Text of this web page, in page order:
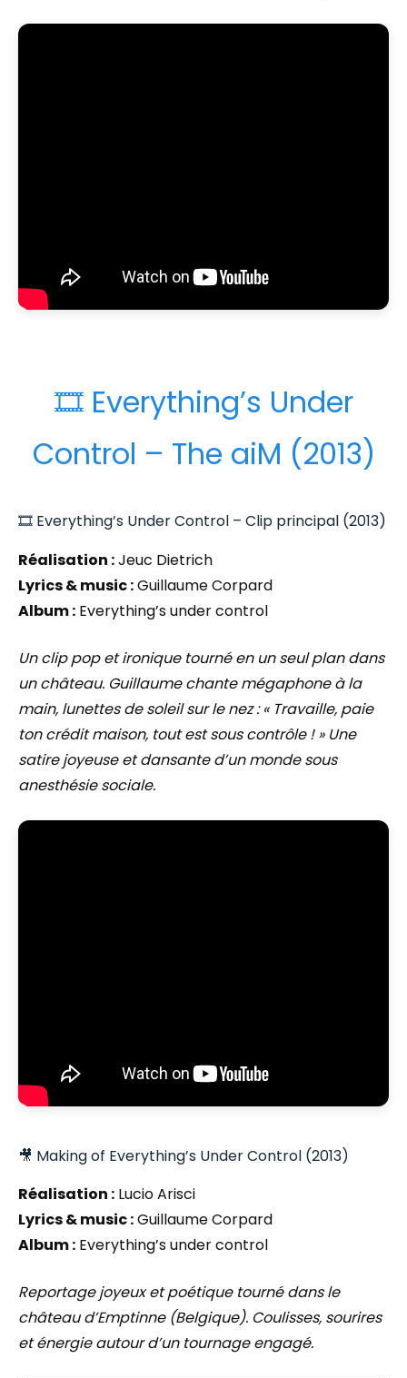
🎞️ Everything’s Under
Control – The aiM (2013)
🎞️ Everything’s Under Control – Clip principal (2013)
Réalisation :Jeuc Dietrich
Lyrics & music :Guillaume Corpard
Album : Everything’s under control
Un clip pop et ironique tourné en un seul plan dans
un château. Guillaume chante mégaphone à la
main, lunettes de soleil sur le nez : « Travaille, paie
ton crédit maison, tout est sous contrôle ! » Une
satire joyeuse et dansante d’un monde sous
anesthésie sociale.
🎥 Making of Everything’s Under Control (2013)
Réalisation : Lucio Arisci
Lyrics & music :Guillaume Corpard
Album : Everything’s under control
Reportage joyeux et poétique tourné dans le
château d’Emptinne (Belgique). Coulisses, sourires
et énergie autour d’un tournage engagé.